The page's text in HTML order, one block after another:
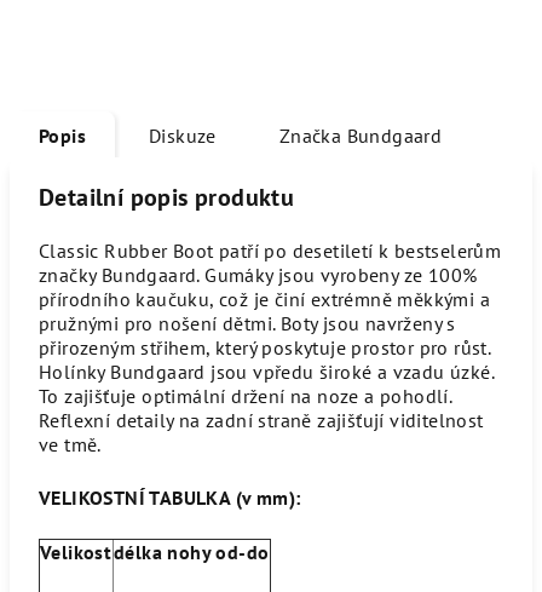
Popis Diskuze Značka Bundgaard
Detailní popis produktu
Classic Rubber Boot patří po desetiletí k bestselerům
značky Bundgaard. Gumáky jsou vyrobeny ze 100%
přírodního kaučuku, což je činí extrémně měkkými a
pružnými pro nošení dětmi. Boty jsou navrženy s
přirozeným střihem, který poskytuje prostor pro růst.
Holínky Bundgaard jsou vpředu široké a vzadu úzké.
To zajišťuje optimální držení na noze a pohodlí.
Reflexní detaily na zadní straně zajišťují viditelnost
ve tmě.
VELIKOSTNÍ TABULKA (v mm):
Velikostdélka nohy od-do